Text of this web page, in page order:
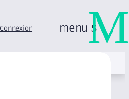
Connexion menuM